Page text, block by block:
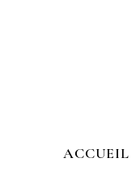
ACCUEIL